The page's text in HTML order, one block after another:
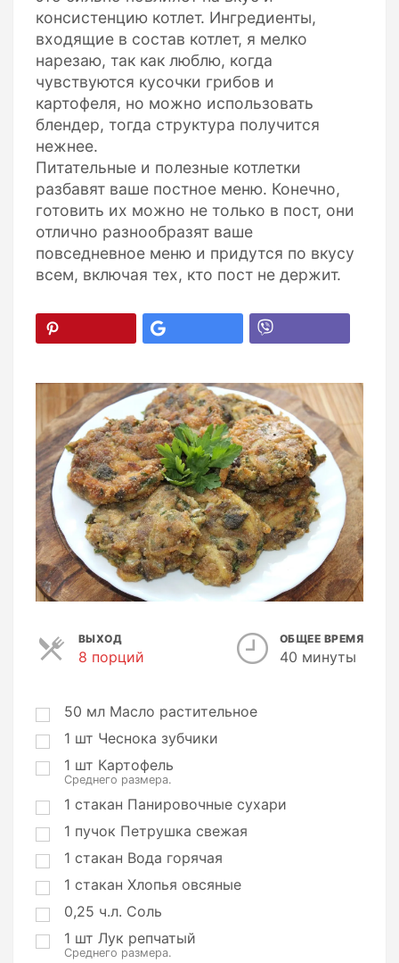
консистенцию котлет. Ингредиенты,
входящие в состав котлет, я мелко
нарезаю, так как люблю, когда
чувствуются кусочки грибов и
картофеля, но можно использовать
блендер, тогда структура получится
нежнее.
Питательные и полезные котлетки
разбавят ваше постное меню. Конечно,
готовить их можно не только в пост, они
отлично разнообразят ваше
повседневное меню и придутся по вкусу
всем, включая тех, кто пост не держит.
ВЫХОД
8 порций
ц
и
ОБЩЕЕ ВРЕМЯ
40 минуты
50 мл Масло растительное
1 шт Чеснока зубчики
1 шт Картофель
Среднего размера.
1 стакан Панировочные сухари
1 пучок Петрушка свежая
1 стакан Вода горячая
1 стакан Хлопья овсяные
0,25 ч.л. Соль
1 шт Лук репчатый
Среднего размера.